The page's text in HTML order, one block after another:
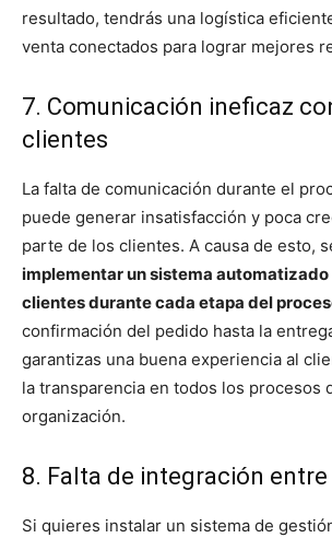
resultado, tendrás una logística
venta conectados para lograr mejores
7. Comunicación ineficaz
clientes
La falta de comunicación durante el
puede generar insatisfacción y poca
parte de los clientes. A causa de esto,
implementar un sistema automatizado
clientes durante cada etapa del
confirmación del pedido hasta la
garantizas una buena experiencia al
la transparencia en todos los procesos
organización.
8. Falta de integración
Si quieres instalar un sistema de